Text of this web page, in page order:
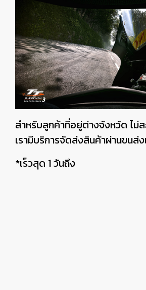
สำหรับลูกค้าที่อยู่ต่างจังหวัด ไม่
เรามีบริการจัดส่งสินค้าผ่านขนส่
*เร็วสุด 1 วันถึง